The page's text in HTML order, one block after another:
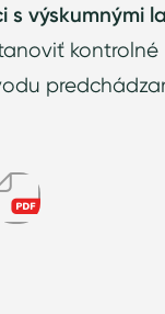
s výskumnými